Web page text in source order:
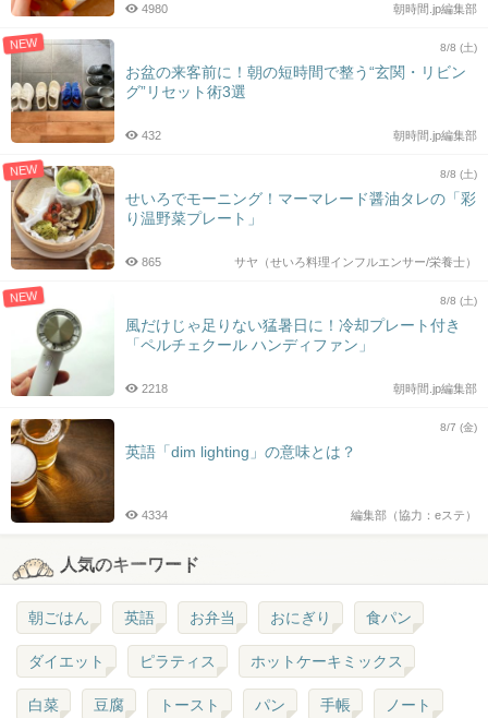
朝時間.jp編集部
4980
NEW 8/8 (土)
お盆の来客前に！朝の短時間で整う“玄関・リビン
グ”リセット術3選
朝時間.jp編集部
432
NEW 8/8 (土)
せいろでモーニング！マーマレード醤油タレの「彩
り温野菜プレート」
サヤ（せいろ料理インフルエンサー/栄養士）
865
NEW 8/8 (土)
風だけじゃ足りない猛暑日に！冷却プレート付き
「ペルチェクール ハンディファン」
朝時間.jp編集部
2218
8/7 (金)
英語「dim lighting」の意味とは？
編集部（協力：eステ）
4334
人気のキーワード
朝ごはん 英語 お弁当 おにぎり 食パン
ダイエット ピラティス ホットケーキミックス
白菜 豆腐 トースト パン 手帳 ノート